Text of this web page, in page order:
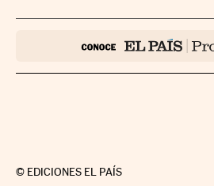
© EDICIONES EL PAÍS